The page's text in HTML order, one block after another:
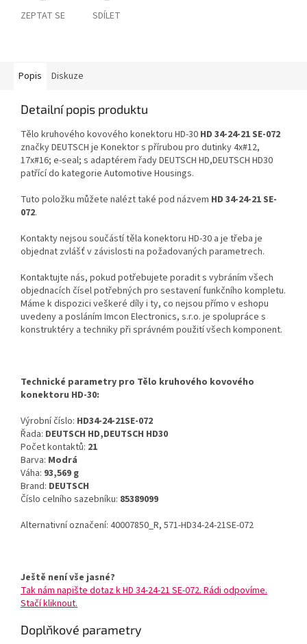
ZEPTAT SE SDÍLET
Popis Diskuze
Detailní popis produktu
Tělo kruhového kovového konektoru HD-30 HD 34-24-21 SE-072
značky DEUTSCH je Konektor s přírubou pro dutinky 4x#12,
17x#16; e-seal; s adaptérem řady DEUTSCH HD,DEUTSCH HD30
patřící do kategorie Automotive Housings.
Tuto položku můžete nalézt také pod názvem HD 34-24-21 SE-
072.
Kontakty nejsou součástí těla konektoru HD-30 a je třeba je
objednat zvlášť v závislosti na požadovaných parametrech.
Kontaktujte nás, pokud potřebujete poradit s vybráním všech
objednacích čísel potřebných pro sestavení funkčního kompletu.
Máme k dispozici veškeré díly i ty, co nejsou přímo v eshopu
uvedeny a posláním Imcon Electronics, s.r.o. je spolupráce s
konstruktéry a techniky při správném použití všech komponent.
Technické parametry pro Tělo kruhového kovového
konektoru HD-30:
Výrobní číslo: HD34-24-21SE-072
Řada: DEUTSCH HD,DEUTSCH HD30
Počet kontaktů: 21
Barva: Modrá
Váha: 93,569 g
Brand: DEUTSCH
Číslo celního sazebníku: 85389099
Alternativní označení: 40007850_R, 571-HD34-24-21SE-072
Ještě není vše jasné?
Tak nám napište dotaz k HD 34-24-21 SE-072. Rádi odpovíme.
Stačí kliknout.
Doplňkové parametry